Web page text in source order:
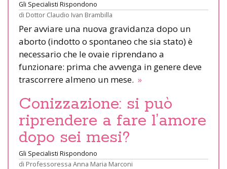
Gli Specialisti Rispondono
di Dottor Claudio Ivan Brambilla
Per avviare una nuova gravidanza dopo un
aborto (indotto o spontaneo che sia stato) è
necessario che le ovaie riprendano a
funzionare: prima che avvenga in genere deve
trascorrere almeno un mese. »
Conizzazione: si può
riprendere a fare l’amore
dopo sei mesi?
Gli Specialisti Rispondono
di Professoressa Anna Maria Marconi